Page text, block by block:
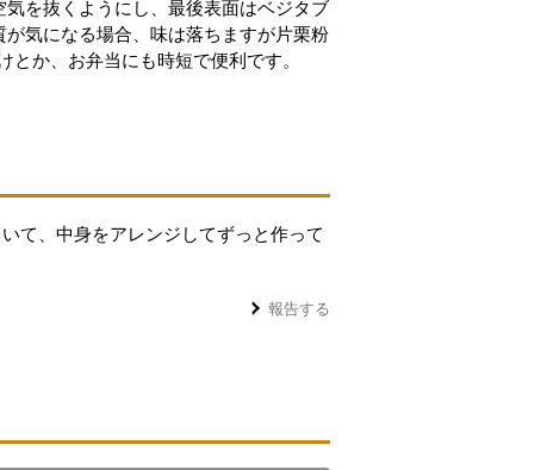
を抜くようにし、最後表面はベジタブ
気になる場合、味は落ちますが片栗粉
か、お弁当にも時短で便利です。
て、中身をアレンジしてずっと作って
報告する